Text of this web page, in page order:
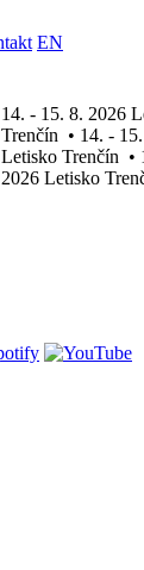
EN
14. - 15. 8. 2026
• 14. -
Trenčín •
Letisko